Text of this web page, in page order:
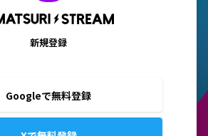
新規登録
Googleで無料登録